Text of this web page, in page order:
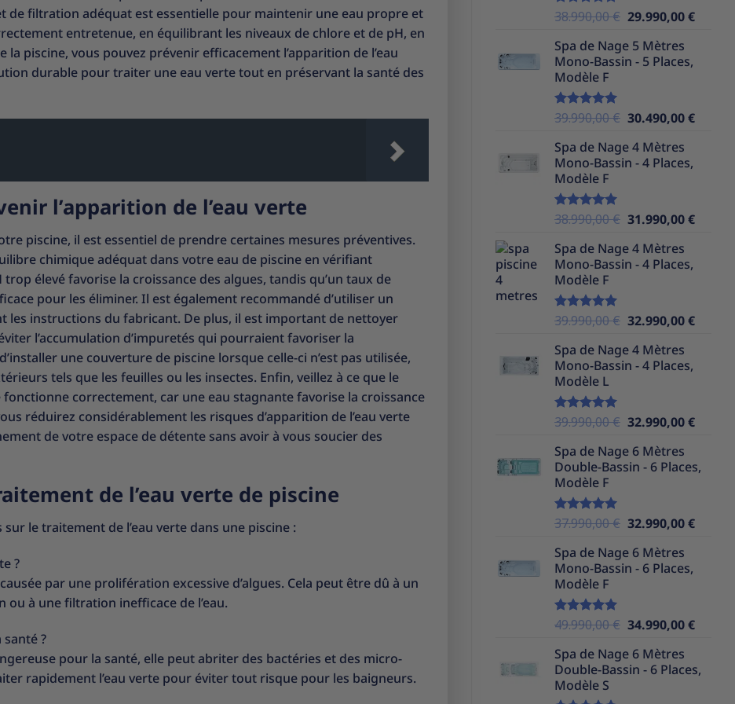
de filtration adéquat est essentielle pour maintenir une eau propre et
entretenue, en équilibrant les niveaux de chlore et de pH, en
piscine, vous pouvez prévenir efficacement l’apparition de l’eau
durable pour traiter une eau verte tout en préservant la santé des
l’apparition de l’eau verte
piscine, il est essentiel de prendre certaines mesures préventives.
chimique adéquat dans votre eau de piscine en vérifiant
élevé favorise la croissance des algues, tandis qu’un taux de
pour les éliminer. Il est également recommandé d’utiliser un
les instructions du fabricant. De plus, il est important de nettoyer
l’accumulation d’impuretés qui pourraient favoriser la
une couverture de piscine lorsque celle-ci n’est pas utilisée,
tels que les feuilles ou les insectes. Enfin, veillez à ce que le
fonctionne correctement, car une eau stagnante favorise la croissance
réduirez considérablement les risques d’apparition de l’eau verte
de votre espace de détente sans avoir à vous soucier des
de l’eau verte de piscine
le traitement de l’eau verte dans une piscine :
?
par une prolifération excessive d’algues. Cela peut être dû à un
ou à une filtration inefficace de l’eau.
santé ?
pour la santé, elle peut abriter des bactéries et des micro-
rapidement l’eau verte pour éviter tout risque pour les baigneurs.
Note5.00
38.990,00€ Le
initial
était :
29.990,00€Le
Spa de Nage 5 Mètres
Mono-Bassin - 5 Places,
Modèle F
Note5.00
39.990,00€ Le
initial
était :
30.490,00€Le
Spa de Nage 4 Mètres
Mono-Bassin - 4 Places,
Modèle F
Note5.00
38.990,00€ Le
initial
était :
31.990,00€Le
Spa de Nage 4 Mètres
Mono-Bassin - 4 Places,
Modèle F
Note5.00
39.990,00€ Le
initial
était :
32.990,00€Le
Spa de Nage 4 Mètres
Mono-Bassin - 4 Places,
Modèle L
Note5.00
39.990,00€ Le
initial
était :
32.990,00€Le
est :
Spa de Nage 6 Mètres
Double-Bassin - 6 Places,
Modèle F
Note5.00
37.990,00€ Le
initial
était :
32.990,00€Le
Spa de Nage 6 Mètres
Mono-Bassin - 6 Places,
Modèle F
Note5.00
49.990,00€ Le
initial
était :
34.990,00€Le
est :
Spa de Nage 6 Mètres
Double-Bassin - 6 Places,
Modèle S